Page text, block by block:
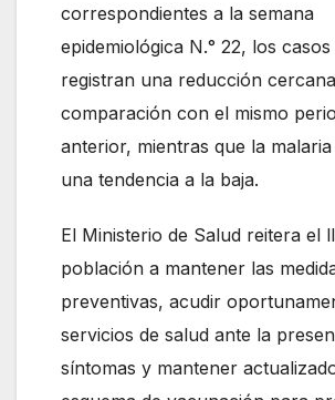
correspondientes a la semana
epidemiológica N.° 22, los
registran una reducción
comparación con el mismo
anterior, mientras que la
una tendencia a la baja.
El Ministerio de Salud reitera el
población a mantener las
preventivas, acudir
servicios de salud ante la
síntomas y mantener